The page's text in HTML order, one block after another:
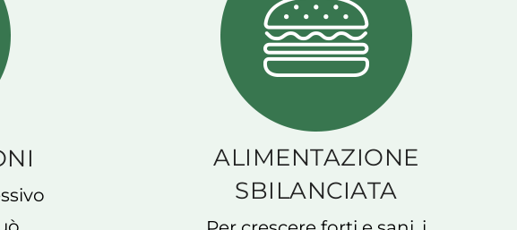
ALIMENTAZIONE
SBILANCIATA